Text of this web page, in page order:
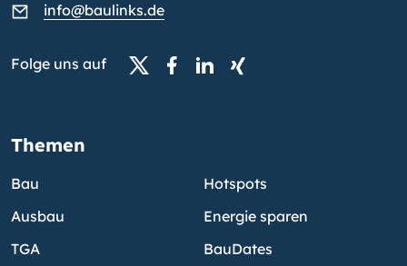
info@baulinks.de
Folge uns auf
Themen
Bau
Ausbau
TGA
Hotspots
Energie sparen
BauDates